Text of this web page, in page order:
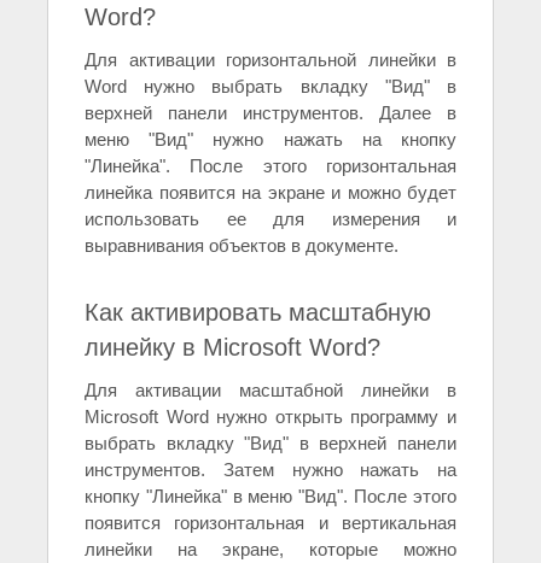
Word?
Для активации горизонтальной линейки в
Word нужно выбрать вкладку "Вид" в
верхней панели инструментов. Далее в
меню "Вид" нужно нажать на кнопку
"Линейка". После этого горизонтальная
линейка появится на экране и можно будет
использовать ее для измерения и
выравнивания объектов в документе.
Как активировать масштабную
линейку в Microsoft Word?
Для активации масштабной линейки в
Microsoft Word нужно открыть программу и
выбрать вкладку "Вид" в верхней панели
инструментов. Затем нужно нажать на
кнопку "Линейка" в меню "Вид". После этого
появится горизонтальная и вертикальная
линейки на экране, которые можно